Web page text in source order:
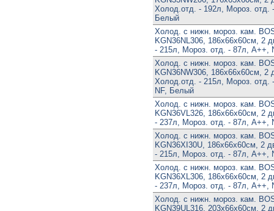
Холод.отд. - 192л, Мороз. отд.
Белый
Холод. с нижн. мороз. кам.
KGN36NL306, 186х66х60см, 2
- 215л, Мороз. отд. - 87л, A++,
Холод. с нижн. мороз. кам.
KGN36NW306, 186х66х60см, 2
Холод.отд. - 215л, Мороз. отд.
NF, Белый
Холод. с нижн. мороз. кам.
KGN36VL326, 186х66х60см, 2
- 237л, Мороз. отд. - 87л, A++,
Холод. с нижн. мороз. кам.
KGN36XI30U, 186х66х60см, 2
- 215л, Мороз. отд. - 87л, A++,
Холод. с нижн. мороз. кам.
KGN36XL306, 186х66х60см, 2
- 237л, Мороз. отд. - 87л, A++,
Холод. с нижн. мороз. кам.
KGN39UL316, 203х66х60см, 2